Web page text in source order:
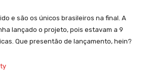
e são os únicos brasileiros na final. A
lançado o projeto, pois estavam a 9
Que presentão de lançamento, hein?